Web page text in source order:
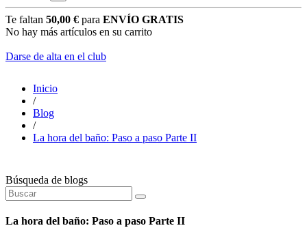
Te faltan 50,00 € para ENVÍO GRATIS
No hay más artículos en su carrito
Darse de alta en el club
Inicio
/
Blog
/
La hora del baño: Paso a paso Parte II
Búsqueda de blogs
La hora del baño: Paso a paso Parte II